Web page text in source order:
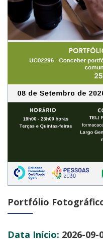
Portfólio
Data Início: 2026-09-